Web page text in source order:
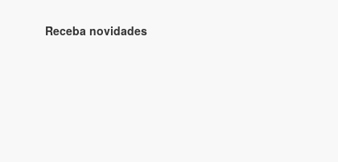
Receba novidades